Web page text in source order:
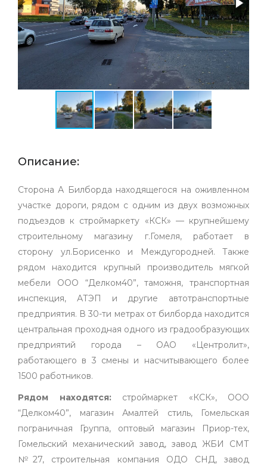
Описание:
Сторона А Билборда находящегося на оживленном
участке дороги, рядом с одним из двух возможных
подъездов к строймаркету «КСК» — крупнейшему
строительному магазину г.Гомеля, работает в
сторону ул.Борисенко и Междугородней. Также
рядом находится крупный производитель мягкой
мебели ООО “Делком40”, таможня, транспортная
инспекция, АТЭП и другие автотранспортные
предприятия. В 30-ти метрах от билборда находится
центральная проходная одного из градообразующих
предприятий города – ОАО «Центролит»,
работающего в 3 смены и насчитывающего более
1500 работников.
Рядом находятся:строймаркет «КСК», ООО
“Делком40”, магазин Амалтей стиль, Гомельская
пограничная Группа, оптовый магазин Приор-тех,
Гомельский механический завод, завод ЖБИ СМТ
№27, строительная компания ОДО СНД, завод